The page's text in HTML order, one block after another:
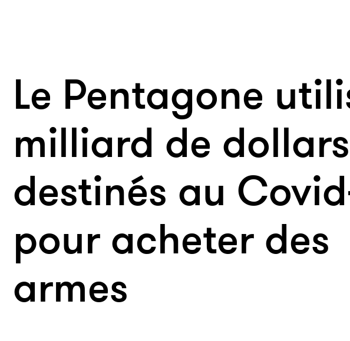
Le Pentagone
milliard de dollars
destinés au
pour acheter des
armes